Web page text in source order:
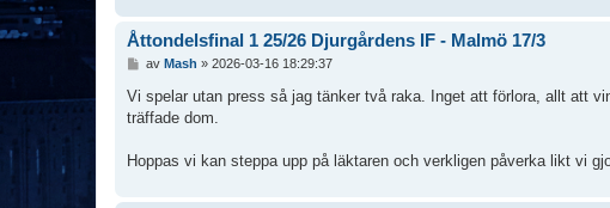
Åttondelsfinal 1 25/26 Djurgårdens IF - Malmö 17/3
ä
g
av Mash » 2026-03-16 18:29:37
Vi spelar utan press så jag tänker två raka. Inget att förlora, allt att
träffade dom.
Hoppas vi kan steppa upp på läktaren och verkligen påverka likt vi